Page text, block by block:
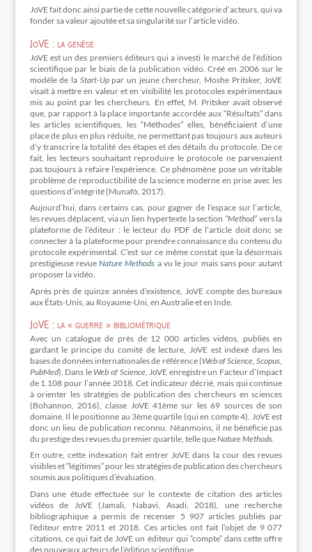
JoVE fait donc ainsi partie de cette nouvelle catégorie d’acteurs, qui va
fonder sa valeur ajoutée et sa singularité sur l’article vidéo.
JoVE : la genèse
JoVE est un des premiers éditeurs qui a investi le marché de l’édition
scientifique par le biais de la publication vidéo. Créé en 2006 sur le
modèle de la Start-Uppar un jeune chercheur, Moshe Pritsker, JoVE
visait à mettre en valeur et en visibilité les protocoles expérimentaux
mis au point par les chercheurs. En effet, M. Pritsker avait observé
que, par rapport à la place importante accordée aux “Résultats” dans
les articles scientifiques, les “Méthodes” elles, bénéficiaient d’une
place de plus en plus réduite, ne permettant pas toujours aux auteurs
d’y transcrire la totalité des étapes et des détails du protocole. De ce
fait, les lecteurs souhaitant reproduire le protocole ne parvenaient
pas toujours à refaire l’expérience. Ce phénomène pose un véritable
problème de reproductibilité de la science moderne en prise avec les
questions d’intégrité (Munafò, 2017).
Aujourd’hui, dans certains cas, pour gagner de l’espace sur l’article,
les revues déplacent, via un lien hypertexte la section “Method” vers la
plateforme de l’éditeur : le lecteur du PDF de l’article doit donc se
connecter à la plateforme pour prendre connaissance du contenu du
protocole expérimental. C’est sur ce même constat que la désormais
prestigieuse revueNature Methods a vu le jour mais sans pour autant
proposer la vidéo.
Après près de quinze années d’existence, JoVE compte des bureaux
aux États-Unis, au Royaume-Uni, en Australie et en Inde.
JoVE : la « guerre » bibliométrique
Avec un catalogue de près de 12 000 articles vidéos, publiés en
gardant le principe du comité de lecture, JoVE est indexé dans les
bases de données internationales de référence (Web of Science, Scopus,
PubMed). Dans le Web of Science, JoVE enregistre un Facteur d’Impact
de 1.108 pour l’année 2018. Cet indicateur décrié, mais qui continue
à orienter les stratégies de publication des chercheurs en sciences
(Bohannon, 2016), classe JoVE 41ème sur les 69 sources de son
domaine. Il le positionne au 3ème quartile (qui en compte 4). JoVE est
donc un lieu de publication reconnu. Néanmoins, il ne bénéficie pas
du prestige des revues du premier quartile, telle queNature Methods.
En outre, cette indexation fait entrer JoVE dans la cour des revues
visibles et “légitimes” pour les stratégies de publication des chercheurs
soumis aux politiques d’évaluation.
Dans une étude effectuée sur le contexte de citation des articles
vidéos de JoVE (Jamali, Nabavi, Asadi, 2018), une recherche
bibliographique a permis de recenser 5 907 articles publiés par
l’éditeur entre 2011 et 2018. Ces articles ont fait l’objet de 9 077
citations, ce qui fait de JoVE un éditeur qui “compte” dans cette offre
des nouveaux acteurs de l’édition scientifique.